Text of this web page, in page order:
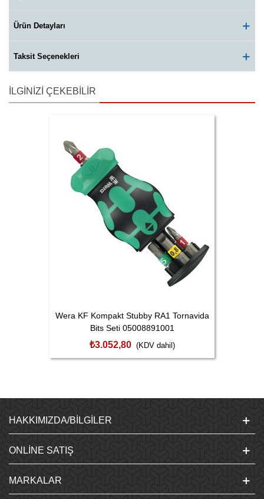
Ürün Detayları
Taksit Seçenekleri
İLGINIZI ÇEKEBILIR
Wera KF Kompakt Stubby RA1 Tornavida
Bits Seti 05008891001
₺3.052,80 (KDV dahil)
HAKKIMIZDA/BILGILER
ONLINE SATIŞ
MARKALAR